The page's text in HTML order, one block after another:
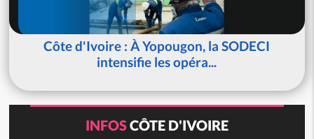
Côte d'Ivoire : À Yopougon, la SODECI
intensifie les opéra...
INFOSCÔTE D'IVOIRE